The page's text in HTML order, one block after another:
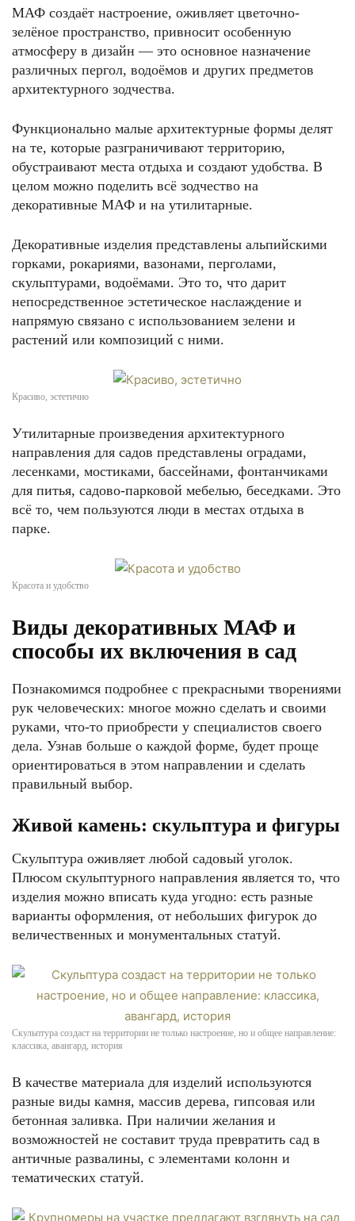
МАФ создаёт настроение, оживляет цветочно-
зелёное пространство, привносит особенную
атмосферу в дизайн — это основное назначение
различных пергол, водоёмов и других предметов
архитектурного зодчества.
Функционально малые архитектурные формы делят
на те, которые разграничивают территорию,
обустраивают места отдыха и создают удобства. В
целом можно поделить всё зодчество на
декоративные МАФ и на утилитарные.
Декоративные изделия представлены альпийскими
горками, рокариями, вазонами, перголами,
скульптурами, водоёмами. Это то, что дарит
непосредственное эстетическое наслаждение и
напрямую связано с использованием зелени и
растений или композиций с ними.
Красиво, эстетично
Утилитарные произведения архитектурного
направления для садов представлены оградами,
лесенками, мостиками, бассейнами, фонтанчиками
для питья, садово-парковой мебелью, беседками. Это
всё то, чем пользуются люди в местах отдыха в
парке.
Красота и удобство
Виды декоративных МАФ и
способы их включения в сад
Познакомимся подробнее с прекрасными творениями
рук человеческих: многое можно сделать и своими
руками, что-то приобрести у специалистов своего
дела. Узнав больше о каждой форме, будет проще
ориентироваться в этом направлении и сделать
правильный выбор.
Живой камень: скульптура и фигуры
Скульптура оживляет любой садовый уголок.
Плюсом скульптурного направления является то, что
изделия можно вписать куда угодно: есть разные
варианты оформления, от небольших фигурок до
величественных и монументальных статуй.
Скульптура создаст на территории не только настроение, но и общее направление:
классика, авангард, история
В качестве материала для изделий используются
разные виды камня, массив дерева, гипсовая или
бетонная заливка. При наличии желания и
возможностей не составит труда превратить сад в
античные развалины, с элементами колонн и
тематических статуй.